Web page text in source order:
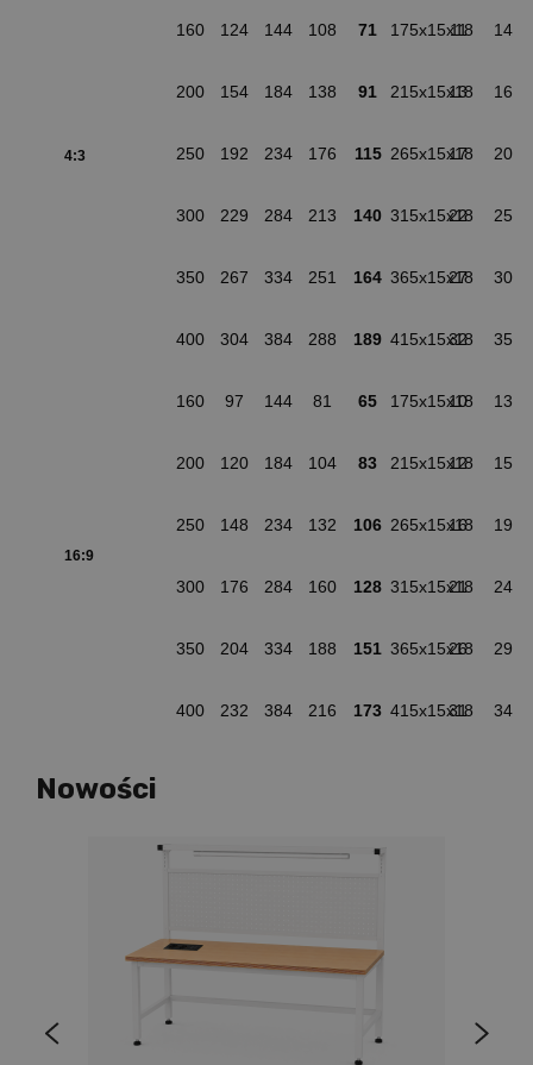
4:3
160 124 144 108 71 175x15x18
11 14
200 154 184 138 91 215x15x18
13 16
250 192 234 176 115 265x15x18
17 20
300 229 284 213 140 315x15x18
22 25
350 267 334 251 164 365x15x18
27 30
400 304 384 288 189 415x15x18
32 35
16:9
160 97 144 81 65 175x15x18
10 13
200 120 184 104 83 215x15x18
12 15
250 148 234 132 106 265x15x18
16 19
300 176 284 160 128 315x15x18
21 24
350 204 334 188 151 365x15x18
26 29
400 232 384 216 173 415x15x18
31 34
Nowości